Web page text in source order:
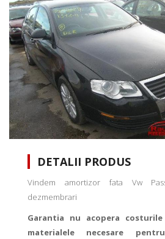
DETALII PRODUS
Vindem amortizor fata Vw
dezmembrari
Garantia nu acopera
materialele necesare